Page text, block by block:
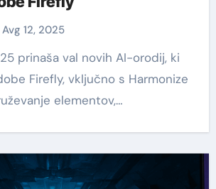
Avg 12, 2025
Firefly, vključno s Harmonize
elementov,…